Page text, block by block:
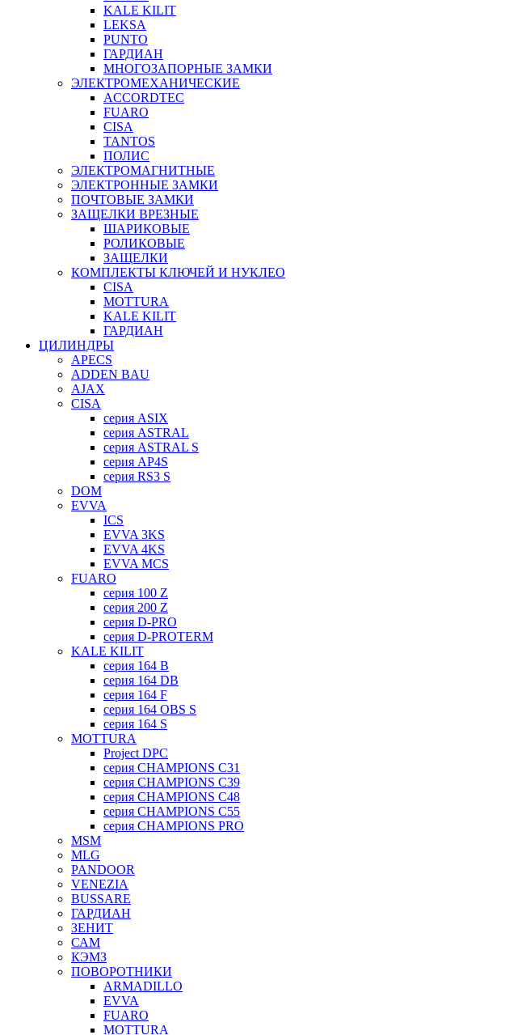
KALE KILIT
LEKSA
PUNTO
ГАРДИАН
МНОГОЗАПОРНЫЕ ЗАМКИ
ЭЛЕКТРОМЕХАНИЧЕСКИЕ
ACCORDTEC
FUARO
CISA
TANTOS
ПОЛИС
ЭЛЕКТРОМАГНИТНЫЕ
ЭЛЕКТРОННЫЕ ЗАМКИ
ПОЧТОВЫЕ ЗАМКИ
ЗАЩЕЛКИ ВРЕЗНЫЕ
ШАРИКОВЫЕ
РОЛИКОВЫЕ
ЗАЩЕЛКИ
КОМПЛЕКТЫ КЛЮЧЕЙ И НУКЛЕО
CISA
MOTTURA
KALE KILIT
ГАРДИАН
ЦИЛИНДРЫ
APECS
ADDEN BAU
AJAX
CISA
серия ASIX
серия ASTRAL
серия ASTRAL S
серия AP4S
серия RS3 S
DOM
EVVA
ICS
EVVA 3KS
EVVA 4KS
EVVA MCS
FUARO
серия 100 Z
серия 200 Z
серия D-PRO
серия D-PROTERM
KALE KILIT
серия 164 B
серия 164 DB
серия 164 F
серия 164 OBS S
серия 164 S
MOTTURA
Project DPC
серия CHAMPIONS C31
серия CHAMPIONS C39
серия CHAMPIONS C48
серия CHAMPIONS C55
серия CHAMPIONS PRO
MSM
MLG
PANDOOR
VENEZIA
BUSSARE
ГАРДИАН
ЗЕНИТ
САМ
КЭМЗ
ПОВОРОТНИКИ
ARMADILLO
EVVA
FUARO
MOTTURA